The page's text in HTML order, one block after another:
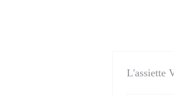
L'assiette